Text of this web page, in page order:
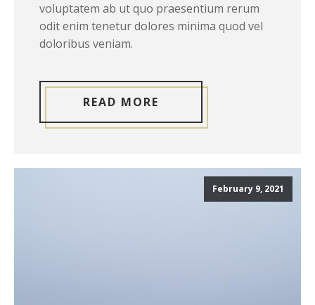
voluptatem ab ut quo praesentium rerum
odit enim tenetur dolores minima quod vel
doloribus veniam.
READ MORE
February 9, 2021